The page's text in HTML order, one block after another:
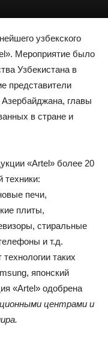
узбекского
Мероприятие было
Узбекистана в
представители
Азербайджана, главы
в стране и
«Artel» более 20
техники:
печи,
плиты,
стиральные
и т.д.
таких
японский
«Artel» одобрена
центрами и